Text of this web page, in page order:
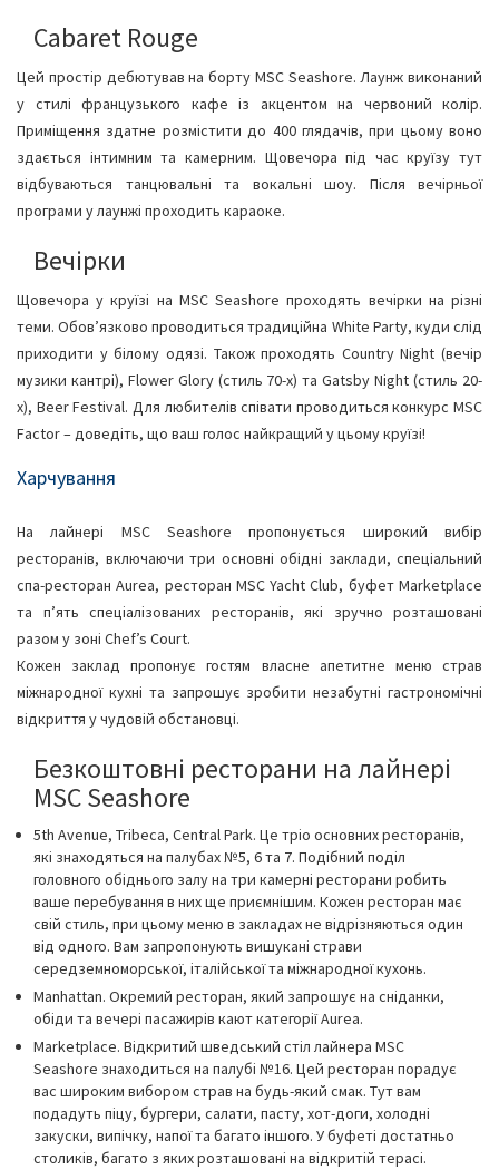
Cabaret Rouge
Цей простір дебютував на борту MSC Seashore. Лаунж виконаний
у стилі французького кафе із акцентом на червоний колір.
Приміщення здатне розмістити до 400 глядачів, при цьому воно
здається інтимним та камерним. Щовечора під час круїзу тут
відбуваються танцювальні та вокальні шоу. Після вечірньої
програми у лаунжі проходить караоке.
Вечірки
Щовечора у круїзі на MSC Seashore проходять вечірки на різні
теми. Обов’язково проводиться традиційна White Party, куди слід
приходити у білому одязі. Також проходять Country Night (вечір
музики кантрі), Flower Glory (стиль 70-х) та Gatsby Night (стиль 20-
х), Beer Festival. Для любителів співати проводиться конкурс MSC
Factor – доведіть, що ваш голос найкращий у цьому круїзі!
Харчування
На лайнері MSC Seashore пропонується широкий вибір
ресторанів, включаючи три основні обідні заклади, спеціальний
спа-ресторан Aurea, ресторан MSC Yacht Club, буфет Marketplace
та п’ять спеціалізованих ресторанів, які зручно розташовані
разом у зоні Chef’s Court.
Кожен заклад пропонує гостям власне апетитне меню страв
міжнародної кухні та запрошує зробити незабутні гастрономічні
відкриття у чудовій обстановці.
Безкоштовні ресторани на лайнері
MSC Seashore
5th Avenue, Tribeca, Central Park. Це тріо основних ресторанів,
які знаходяться на палубах №5, 6 та 7. Подібний поділ
головного обіднього залу на три камерні ресторани робить
ваше перебування в них ще приємнішим. Кожен ресторан має
свій стиль, при цьому меню в закладах не відрізняються один
від одного. Вам запропонують вишукані страви
середземноморської, італійської та міжнародної кухонь.
Manhattan. Окремий ресторан, який запрошує на сніданки,
обіди та вечері пасажирів кают категорії Aurea.
Marketplace. Відкритий шведський стіл лайнера MSC
Seashore знаходиться на палубі №16. Цей ресторан порадує
вас широким вибором страв на будь-який смак. Тут вам
подадуть піцу, бургери, салати, пасту, хот-доги, холодні
закуски, випічку, напої та багато іншого. У буфеті достатньо
столиків, багато з яких розташовані на відкритій терасі.